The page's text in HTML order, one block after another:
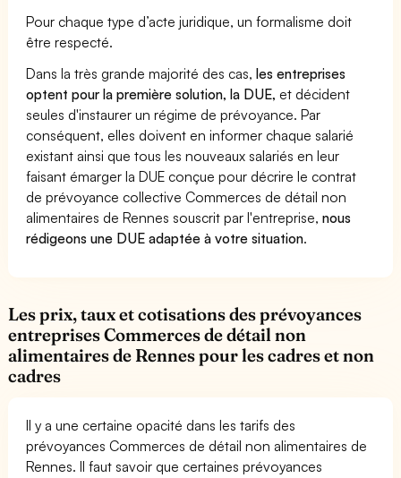
Pour chaque type d’acte juridique, un formalisme doit
être respecté.
Dans la très grande majorité des cas,les entreprises
optent pour la première solution, la DUE, et décident
seules d'instaurer un régime de prévoyance. Par
conséquent, elles doivent en informer chaque salarié
existant ainsi que tous les nouveaux salariés en leur
faisant émarger la DUE conçue pour décrire le contrat
de prévoyance collective Commerces de détail non
alimentaires de Rennes souscrit par l'entreprise,nous
rédigeons une DUE adaptée à votre situation.
Les prix, taux et cotisations des prévoyances
entreprises Commerces de détail non
alimentaires de Rennes pour les cadres et non
cadres
Il y a une certaine opacité dans les tarifs des
prévoyances Commerces de détail non alimentaires de
Rennes. Il faut savoir que certaines prévoyances